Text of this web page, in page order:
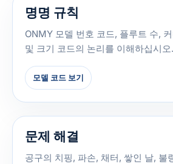
명명 규칙
ONMY 모델 번호 코드, 플루트 수,
및 크기 코드의 논리를 이해하십시오.
모델 코드 보기
문제 해결
공구의 치핑, 파손, 채터, 쌓인 날, 불